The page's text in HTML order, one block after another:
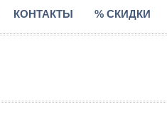
КОНТАКТЫ % СКИДКИ